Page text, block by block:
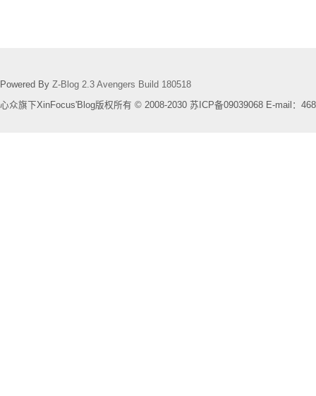
Powered By Z-Blog 2.3 Avengers Build 180518
心众旗下XinFocus'Blog版权所有 © 2008-2030 苏ICP备09039068 E-mail：